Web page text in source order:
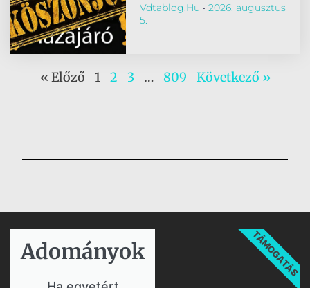
Vdtablog.hu
2026. augusztus
5.
« Előző 1 2 3 … 809 Következő »
Adományok​ TÁMOGATÁS